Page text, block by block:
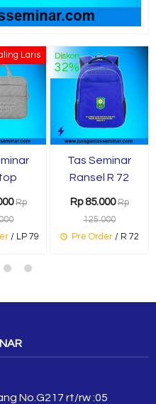
Laris
Rp
/ LP 79
Diskon
32%
Tas Seminar
Ransel R 72
Rp 85.000 Rp
125.000
Pre Order/ R 72
No.G217 rt/rw :05